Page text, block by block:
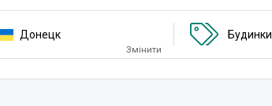
Донецк
Змінити
Будинки